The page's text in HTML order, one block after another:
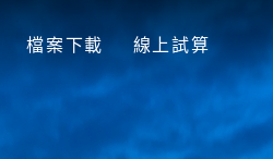
檔案下載 線上試算